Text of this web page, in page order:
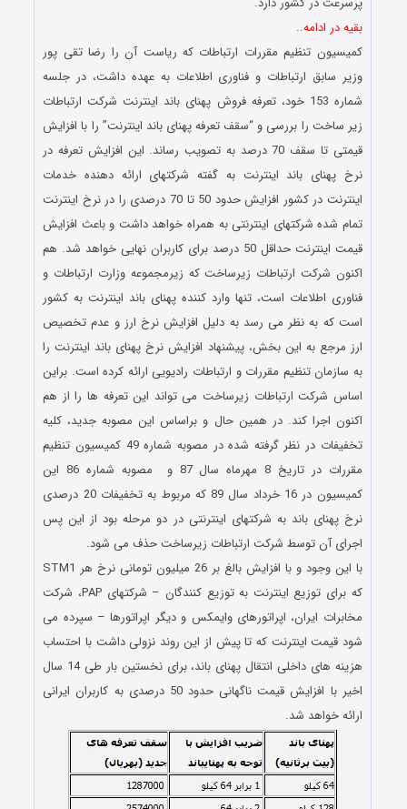
بقیه در ادامه..
کمیسیون تنظیم مقررات ارتباطات که ریاست آن را رضا تقی پور
وزیر سابق ارتباطات و فناوری اطلاعات به عهده داشت، در جلسه
شماره 153 خود، تعرفه فروش پهنای باند اینترنت شرکت ارتباطات
زیر ساخت را بررسی و “سقف تعرفه پهنای باند اینترنت” را با افزایش
قیمتی تا سقف 70 درصد به تصویب رساند. این افزایش تعرفه در
نرخ پهنای باند اینترنت به گفته شرکتهای ارائه دهنده خدمات
اینترنت در کشور افزایش حدود 50 تا 70 درصدی را در نرخ اینترنت
تمام شده شرکتهای اینترنتی به همراه خواهد داشت و باعث افزایش
قیمت اینترنت حداقل 50 درصد برای کاربران نهایی خواهد شد. هم
اکنون شرکت ارتباطات زیرساخت که زیرمجموعه وزارت ارتباطات و
فناوری اطلاعات است، تنها وارد کننده پهنای باند اینترنت به کشور
است که به نظر می رسد به دلیل افزایش نرخ ارز و عدم تخصیص
ارز مرجع به این بخش، پیشنهاد افزایش نرخ پهنای باند اینترنت را
به سازمان تنظیم مقررات و ارتباطات رادیویی ارائه کرده است. براین
اساس شرکت ارتباطات زیرساخت می تواند این تعرفه ها را از هم
اکنون اجرا کند. در همین حال و براساس این مصوبه جدید، کلیه
تخفیفات در نظر گرفته شده در مصوبه شماره 49 کمیسیون تنظیم
مقررات در تاریخ 8 مهرماه سال 87 و مصوبه شماره 86 این
کمیسیون در 16 خرداد سال 89 که مربوط به تخفیفات 20 درصدی
نرخ پهنای باند به شرکتهای اینترنتی در دو مرحله بود از این پس
اجرای آن توسط شرکت ارتباطات زیرساخت حذف می شود.
با این وجود و با افزایش بالغ بر 26 میلیون تومانی نرخ هر STM1
که برای توزیع اینترنت به توزیع کنندگان – شرکتهای PAP، شرکت
مخابرات ایران، اپراتورهای وایمکس و دیگر اپراتورها – سپرده می
شود قیمت اینترنت که تا پیش از این روند نزولی داشت با احتساب
هزینه های داخلی انتقال پهنای باند، برای نخستین بار طی 14 سال
اخیر با افزایش قیمت ناگهانی حدود 50 درصدی به کاربران ایرانی
ارائه خواهد شد.